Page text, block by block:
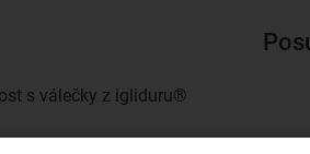
s válečky z igliduru®